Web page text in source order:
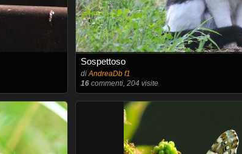
Sospettoso
diAndreaDb f1
16 commenti, 204 visite